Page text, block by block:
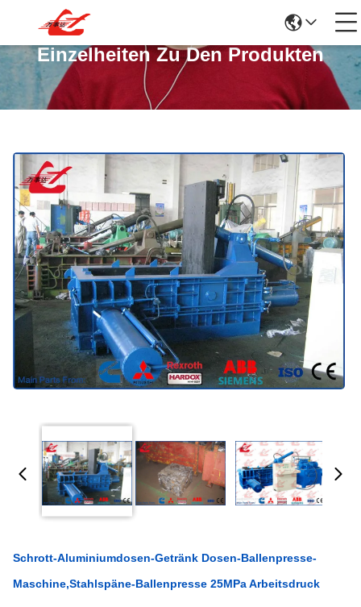
Einzelheiten Zu Den Produkten
Schrott-Aluminiumdosen-Getränk Dosen-Ballenpresse-
Maschine,Stahlspäne-Ballenpresse 25MPa Arbeitsdruck